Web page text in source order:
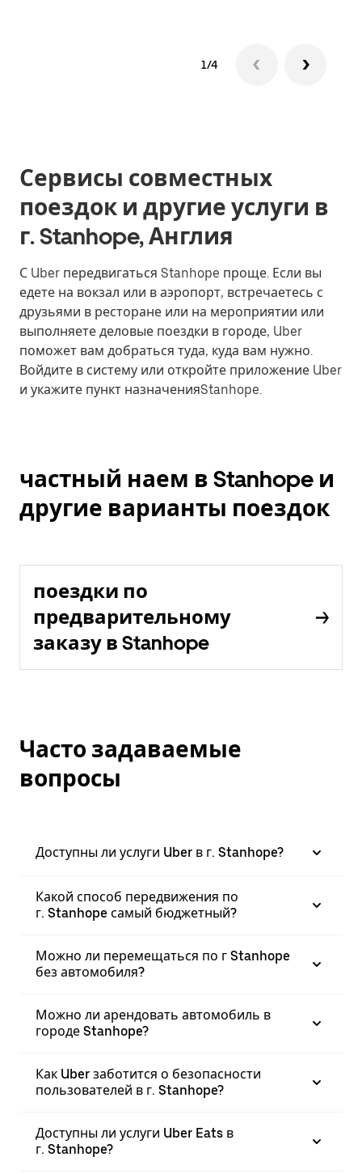
1/4
Сервисы совместных
поездок и другие услуги в
г. Stanhope, Англия
С Uber передвигаться Stanhope проще. Если вы
едете на вокзал или в аэропорт, встречаетесь с
друзьями в ресторане или на мероприятии или
выполняете деловые поездки в городе, Uber
поможет вам добраться туда, куда вам нужно.
Войдите в систему или откройте приложение Uber
и укажите пункт назначенияStanhope.
частный наем в Stanhope и
другие варианты поездок
поездки по
предварительному
заказу в Stanhope
Часто задаваемые
вопросы
Доступны ли услуги Uber в г. Stanhope?
Какой способ передвижения по
г. Stanhope самый бюджетный?
Можно ли перемещаться по г Stanhope
без автомобиля?
Можно ли арендовать автомобиль в
городе Stanhope?
Как Uber заботится о безопасности
пользователей в г. Stanhope?
Доступны ли услуги Uber Eats в
г. Stanhope?